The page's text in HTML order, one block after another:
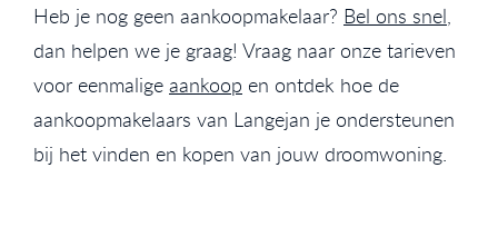
Heb je nog geen aankoopmakelaar? Bel ons snel,
dan helpen we je graag! Vraag naar onze tarieven
voor eenmalige aankoop en ontdek hoe de
aankoopmakelaars van Langejan je ondersteunen
bij het vinden en kopen van jouw droomwoning.